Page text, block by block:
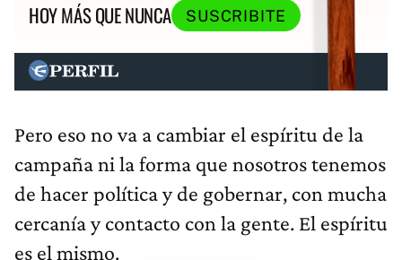
HOY MÁS QUE NUNCA
SUSCRIBITE
Pero eso no va a cambiar el espíritu de la
campaña ni la forma que nosotros tenemos
de hacer política y de gobernar, con mucha
cercanía y contacto con la gente. El espíritu
es el mismo.